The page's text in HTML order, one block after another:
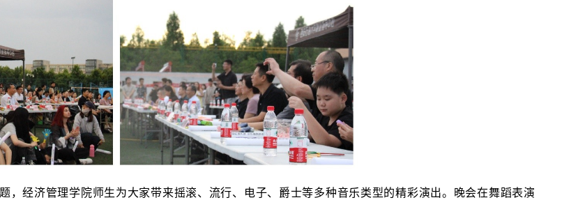
，经济管理学院师生为大家带来摇滚、流行、电子、爵士等多种音乐类型的精彩演出。晚会在舞蹈表演